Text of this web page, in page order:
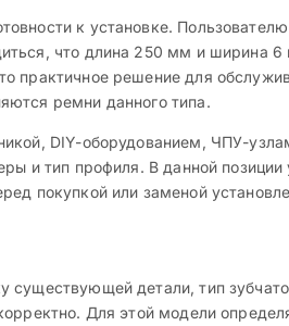
к установке.
что длина 250 мм и ширина
практичное решение для
ремни данного типа.
DIY-оборудованием, ЧПУ-
и тип профиля. В данной
покупкой или заменой
детали, тип
Для этой модели